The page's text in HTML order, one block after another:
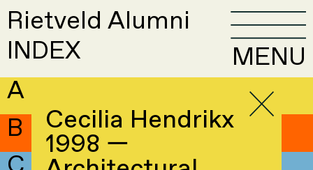
Rietveld Alumni
INDEX
MENU
A
B
Cecilia Hendrikx
1998 —